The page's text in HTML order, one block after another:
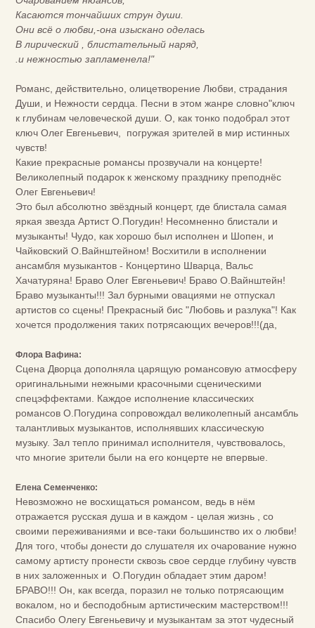
Касаются тончайших струн души.
Они всё о любви,-она изыскано оделась
В лирический , блистательный наряд,
.и нежностью запламенела!"
Романс, действительно, олицетворение Любви, страдания
Души, и Нежности сердца. Песни в этом жанре словно"ключ
к глубинам человеческой души. О, как тонко подобрал этот
ключ Олег Евгеньевич, погружая зрителей в мир истинных
чувств!
Какие прекрасные романсы прозвучали на концерте!
Великолепный подарок к женскому празднику преподнёс
Олег Евгеньевич!
Это был абсолютно звёздный концерт, где блистала самая
яркая звезда Артист О.Погудин! Несомненно блистали и
музыканты! Чудо, как хорошо был исполнен и Шопен, и
Чайковский О.Вайнштейном! Восхитили в исполнении
ансамбля музыкантов - Концертино Шварца, Вальс
Хачатуряна! Браво Олег Евгеньевич! Браво О.Вайнштейн!
Браво музыканты!!! Зал бурными овациями не отпускал
артистов со сцены! Прекрасный бис "Любовь и разлука"! Как
хочется продолжения таких потрясающих вечеров!!!(да,
Флора Вафина:
Сцена Дворца дополняла царящую романсовую атмосферу
оригинальными нежными красочными сценическими
спецэффектами. Каждое исполнение классических
романсов О.Погудина сопровождал великолепный ансамбль
талантливых музыкантов, исполнявших классическую
музыку. Зал тепло принимал исполнителя, чувствовалось,
что многие зрители были на его концерте не впервые.
Елена Семенченко:
Невозможно не восхищаться романсом, ведь в нём
отражается русская душа и в каждом - целая жизнь , со
своими переживаниями и все-таки большинство их о любви!
Для того, чтобы донести до слушателя их очарование нужно
самому артисту пронести сквозь свое сердце глубину чувств
в них заложенных и О.Погудин обладает этим даром!
БРАВО!!! Он, как всегда, поразил не только потрясающим
вокалом, но и бесподобным артистическим мастерством!!!
Спасибо Олегу Евгеньевичу и музыкантам за этот чудесный